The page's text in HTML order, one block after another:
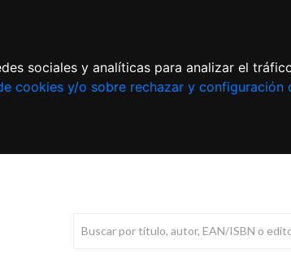
sociales y analíticas para analizar el
cookies y/o sobre rechazar y configuración